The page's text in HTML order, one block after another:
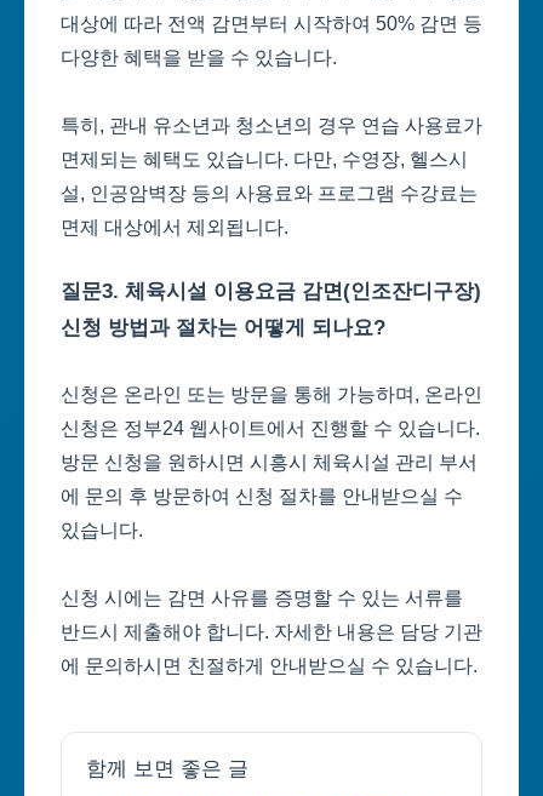
대상에 따라 전액 감면부터 시작하여 50% 감면 등
다양한 혜택을 받을 수 있습니다.
특히, 관내 유소년과 청소년의 경우 연습 사용료가
면제되는 혜택도 있습니다. 다만, 수영장, 헬스시
설, 인공암벽장 등의 사용료와 프로그램 수강료는
면제 대상에서 제외됩니다.
질문3. 체육시설 이용요금 감면(인조잔디구장)
신청 방법과 절차는 어떻게 되나요?
신청은 온라인 또는 방문을 통해 가능하며, 온라인
신청은 정부24 웹사이트에서 진행할 수 있습니다.
방문 신청을 원하시면 시흥시 체육시설 관리 부서
에 문의 후 방문하여 신청 절차를 안내받으실 수
있습니다.
신청 시에는 감면 사유를 증명할 수 있는 서류를
반드시 제출해야 합니다. 자세한 내용은 담당 기관
에 문의하시면 친절하게 안내받으실 수 있습니다.
함께 보면 좋은 글